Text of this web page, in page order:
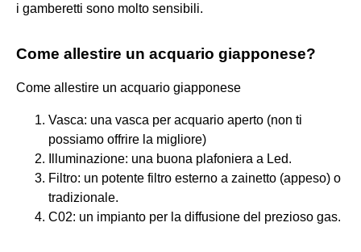
i gamberetti sono molto sensibili.
Come allestire un acquario giapponese?
Come allestire un acquario giapponese
Vasca: una vasca per acquario aperto (non ti
possiamo offrire la migliore)
Illuminazione: una buona plafoniera a Led.
Filtro: un potente filtro esterno a zainetto (appeso) o
tradizionale.
C02: un impianto per la diffusione del prezioso gas.